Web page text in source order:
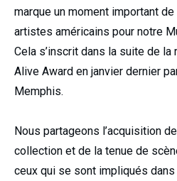
marque un moment important
artistes américains pour notre
Cela s’inscrit dans la suite de
Alive Award en janvier dernier
Memphis.
Nous partageons l’acquisition
collection et de la tenue de
ceux qui se sont impliqués